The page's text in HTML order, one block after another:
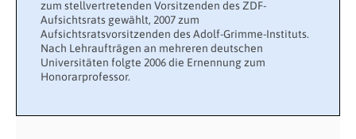
zum stellvertretenden Vorsitzenden des ZDF-
Aufsichtsrats gewählt, 2007 zum
Aufsichtsratsvorsitzenden des Adolf-Grimme-Instituts.
Nach Lehraufträgen an mehreren deutschen
Universitäten folgte 2006 die Ernennung zum
Honorarprofessor.